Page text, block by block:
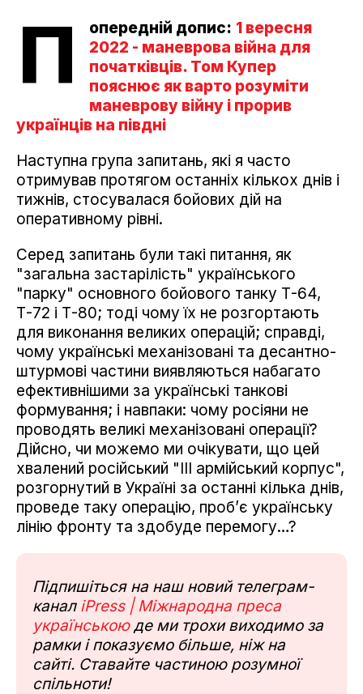
П опередній допис: 1 вересня
2022 - маневрова війна для
початківців. Том Купер
пояснює як варто розуміти
маневрову війну і прорив
українців на півдні
Наступна група запитань, які я часто
отримував протягом останніх кількох днів і
тижнів, стосувалася бойових дій на
оперативному рівні.
Серед запитань були такі питання, як
"загальна застарілість" українського
"парку" основного бойового танку Т-64,
Т-72 і Т-80; тоді чому їх не розгортають
для виконання великих операцій; справді,
чому українські механізовані та десантно-
штурмові частини виявляються набагато
ефективнішими за українські танкові
формування; і навпаки: чому росіяни не
проводять великі механізовані операції?
Дійсно, чи можемо ми очікувати, що цей
хвалений російський "III армійський корпус",
розгорнутий в Україні за останні кілька днів,
проведе таку операцію, проб’є українську
лінію фронту та здобуде перемогу…?
Підпишіться на наш новий телеграм-
канал iPress | Міжнародна преса
українськоюде ми трохи виходимо за
рамки і показуємо більше, ніж на
сайті. Ставайте частиною розумної
спільноти!